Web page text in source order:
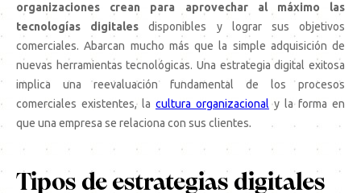
organizaciones crean para aprovechar al máximo las
tecnologías digitales disponibles y lograr sus objetivos
comerciales. Abarcan mucho más que la simple adquisición de
nuevas herramientas tecnológicas. Una estrategia digital exitosa
implica una reevaluación fundamental de los procesos
comerciales existentes, la cultura organizacional y la forma en
que una empresa se relaciona con sus clientes.
Tipos de estrategias digitales